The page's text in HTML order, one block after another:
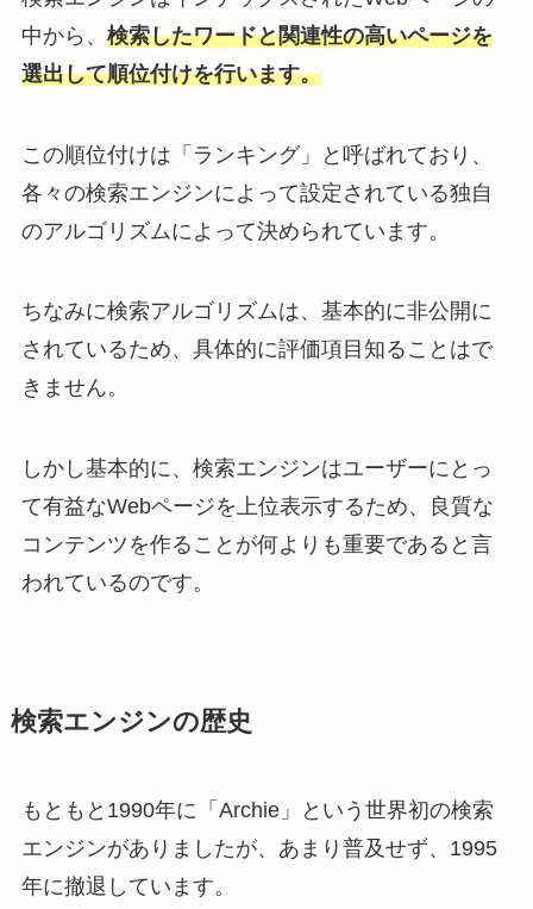
中から、 検索したワードと関連性の高いページを
選出して順位付けを行います。
この順位付けは「ランキング」と呼ばれており、
各々の検索エンジンによって設定されている独自
のアルゴリズムによって決められています。
ちなみに検索アルゴリズムは、基本的に非公開に
されているため、具体的に評価項目知ることはで
きません。
しかし基本的に、検索エンジンはユーザーにとっ
て有益なWebページを上位表示するため、良質な
コンテンツを作ることが何よりも重要であると言
われているのです。
検索エンジンの歴史
もともと1990年に「Archie」という世界初の検索
エンジンがありましたが、あまり普及せず、1995
年に撤退しています。